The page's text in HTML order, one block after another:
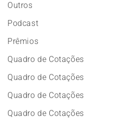
Outros
Podcast
Prêmios
Quadro de Cotações
Quadro de Cotações
Quadro de Cotações
Quadro de Cotações